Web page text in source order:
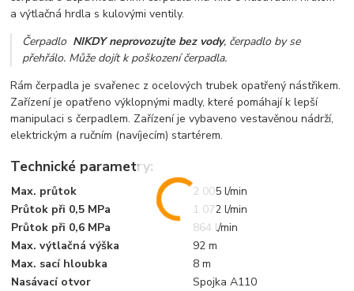
a výtlačná hrdla s kulovými ventily.
ČerpadloNIKDY neprovozujte bez vody, čerpadlo by se
přehřálo. Může dojít k poškození čerpadla.
Rám čerpadla je svařenec z ocelových trubek opatřený nástřikem.
Zařízení je opatřeno výklopnými madly, které pomáhají k lepší
manipulaci s čerpadlem. Zařízení je vybaveno vestavěnou nádrží,
elektrickým a ručním (navíjecím) startérem.
Technické parametry:
Max. průtok
2 005 l/min
Průtok při 0,5 MPa
1 072 l/min
Průtok při 0,6 MPa
864 l/min
Max. výtlačná výška
92 m
Max. sací hloubka
8 m
Nasávací otvor
Spojka A110